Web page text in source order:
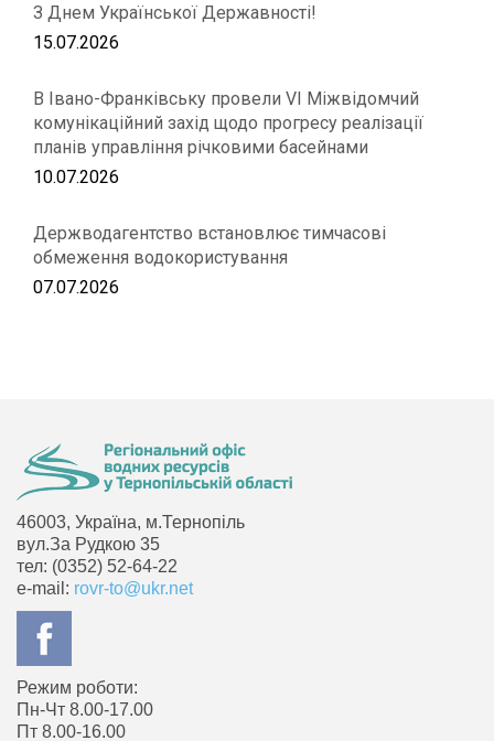
З Днем Української Державності!
15.07.2026
В Івано-Франківську провели VІ Міжвідомчий
комунікаційний захід щодо прогресу реалізації
планів управління річковими басейнами
10.07.2026
Держводагентство встановлює тимчасові
обмеження водокористування
07.07.2026
46003, Україна, м.Тернопіль
вул.За Рудкою 35
тел: (0352) 52-64-22
e-mail: rovr-to@ukr.net
Режим роботи:
Пн-Чт 8.00-17.00
Пт 8.00-16.00